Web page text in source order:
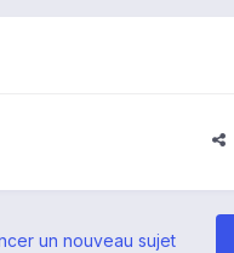
un nouveau sujet